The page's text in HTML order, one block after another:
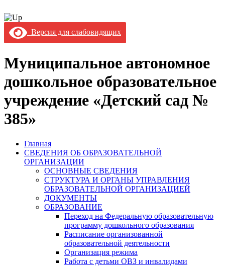
Версия для слабовидящих
Муниципальное автономное
дошкольное образовательное
учреждение «Детский сад №
385»
Главная
СВЕДЕНИЯ ОБ ОБРАЗОВАТЕЛЬНОЙ
ОРГАНИЗАЦИИ
ОСНОВНЫЕ СВЕДЕНИЯ
СТРУКТУРА И ОРГАНЫ УПРАВЛЕНИЯ
ОБРАЗОВАТЕЛЬНОЙ ОРГАНИЗАЦИЕЙ
ДОКУМЕНТЫ
ОБРАЗОВАНИЕ
Переход на Федеральную образовательную
программу дошкольного образования
Расписание организованной
образовательной деятельности
Организация режима
Работа с детьми ОВЗ и инвалидами